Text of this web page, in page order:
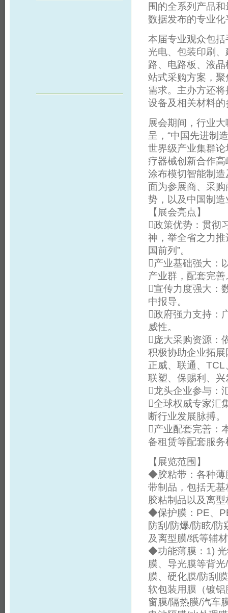
围的全系列产品
数据发布的专业
本届专业观众包
光电、包装印刷
路、电路板、液
站式采购方案，
需求。主办方还
设备及相关材料
展会期间，行业
呈，“中国先进制
世界级产业集群论
疗器械创新合作高
涂布模切智能制
面为参展商、采
势，以及中国制
【展会亮点】
政策优势：贯彻
神，举全省之力
国前列”。
产业基础强大：
产业群，配套完善
宣传力度强大：
中报导。
政府强力支持：
威性。
庞大采购资源：
积极协助企业拓
正威、联通、
联塑、保赐利、
龙头企业参与：
全球权威专家汇
断行业发展脉搏。
产业配套完善：
备租赁等配套服
【展览范围】
◆胶粘带：各种薄
带制品，包括无
胶粘制品以及离型
◆保护膜：PE、
防刮/防爆/防眩/
及离型膜/纸等辅
◆功能薄膜：1) 光
膜、导光膜等背
膜、硬化膜/防刮
软包装用膜（镀
窗膜/隔热膜/汽车